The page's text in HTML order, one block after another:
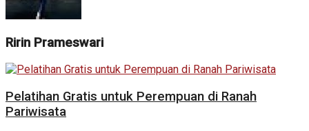
Ririn Prameswari
Pelatihan Gratis untuk Perempuan di Ranah
Pariwisata